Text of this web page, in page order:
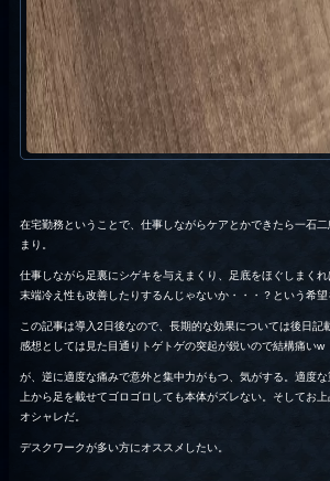
在宅勤務ということで、仕事しながらケアとかできたら一石
まり。
仕事しながら足裏にシゲキを与えまくり、足底をほぐしまく
末端冷え性も改善したりするんじゃないか・・・？という希望
この記事は導入2日後なので、長期的な効果については後日記
感想としては見た目通りトゲトゲの突起が鋭いので結構痛いw
が、逆に適度な痛みで意外と集中力がもつ、気がする。適度
上から足を載せてゴロゴロしても本体がズレない。そしてお
オシャレだ。
デスクワークが多い方にオススメしたい。